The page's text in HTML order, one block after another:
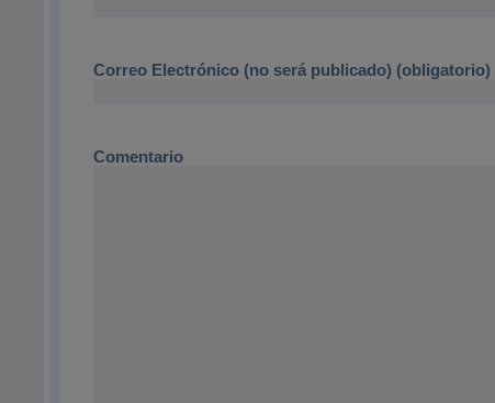
Correo Electrónico (no será publicado) (obligatorio)
Comentario